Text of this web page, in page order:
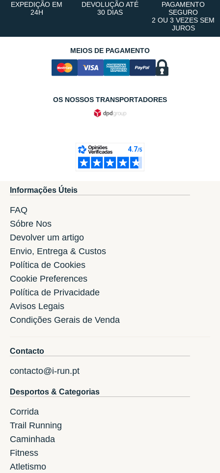
EXPEDIÇÃO EM
24H
DEVOLUÇÃO ATÉ
30 DIAS
PAGAMENTO
SEGURO
2 OU 3 VEZES SEM
JUROS
MEIOS DE PAGAMENTO
OS NOSSOS TRANSPORTADORES
Informações Úteis
FAQ
Sóbre Nos
Devolver um artigo
Envio, Entrega & Custos
Política de Cookies
Cookie Preferences
Política de Privacidade
Avisos Legais
Condições Gerais de Venda
Contacto
contacto@i-run.pt
Desportos & Categorias
Corrida
Trail Running
Caminhada
Fitness
Atletismo